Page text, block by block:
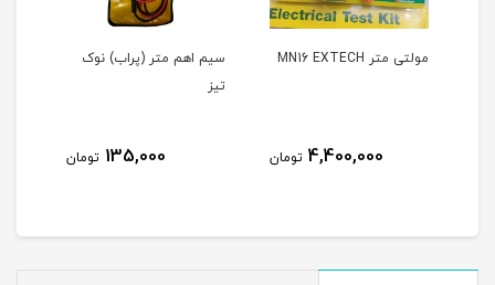
مولتی متر MN16 EXTECH
4,400,000 تومان
سیم اهم متر (پراب) نوک
تیز
135,000 تومان